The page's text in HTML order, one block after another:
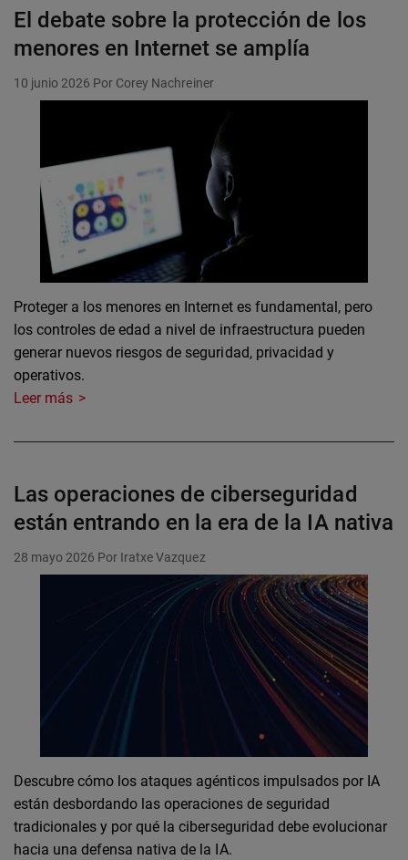
El debate sobre la protección de los
menores en Internet se amplía
10 junio 2026 Por Corey Nachreiner
Proteger a los menores en Internet es fundamental, pero
los controles de edad a nivel de infraestructura pueden
generar nuevos riesgos de seguridad, privacidad y
operativos.
Leer más
Las operaciones de ciberseguridad
están entrando en la era de la IA nativa
28 mayo 2026 Por Iratxe Vazquez
Descubre cómo los ataques agénticos impulsados por IA
están desbordando las operaciones de seguridad
tradicionales y por qué la ciberseguridad debe evolucionar
hacia una defensa nativa de la IA.